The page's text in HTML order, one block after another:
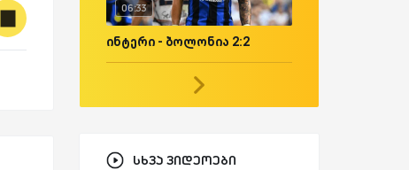
06:33
ინტერი - ბოლონია 2:2
სხვა ვიდეოები